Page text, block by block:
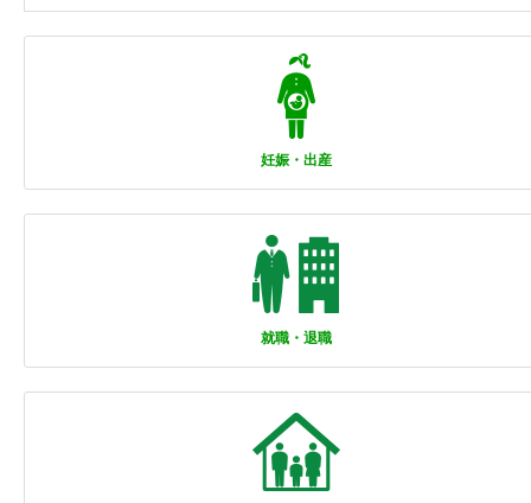
妊娠・出産
就職・退職